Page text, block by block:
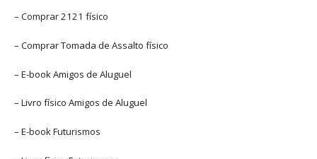
– Comprar2121 físico
– ComprarTomada de Assalto físico
– E-bookAmigos de Aluguel
– Livro físico Amigos de Aluguel
– E-bookFuturismos